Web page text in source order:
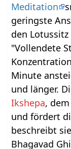
Meditation
geringste
den Lotussitz
"Vollendete
Minute
und länger.
Ikshepa,
und fördert
beschreibt
Bhagavad